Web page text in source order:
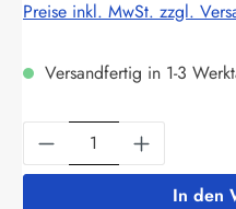
Preise inkl. MwSt. zzgl.
Versandfertig in 1-3
Produkt Anzahl:
In den